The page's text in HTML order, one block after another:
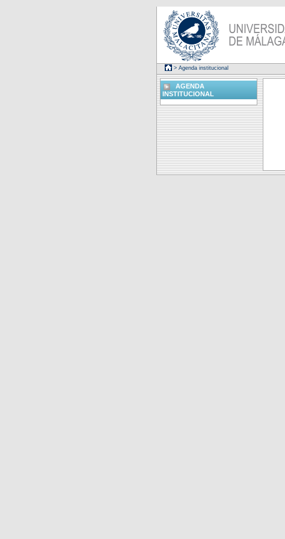
> Agenda institucional
AGENDA
INSTITUCIONAL